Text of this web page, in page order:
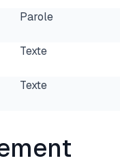
Parole
Texte
Texte